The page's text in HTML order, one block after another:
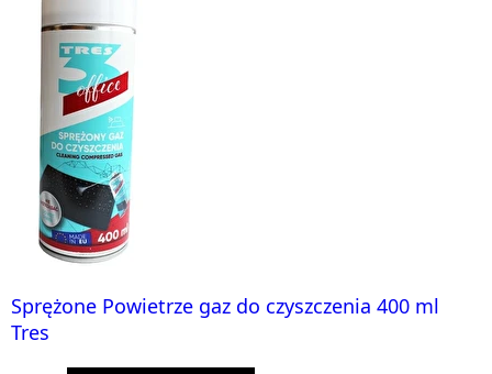
Sprężone Powietrze gaz do czyszczenia 400 ml
Tres